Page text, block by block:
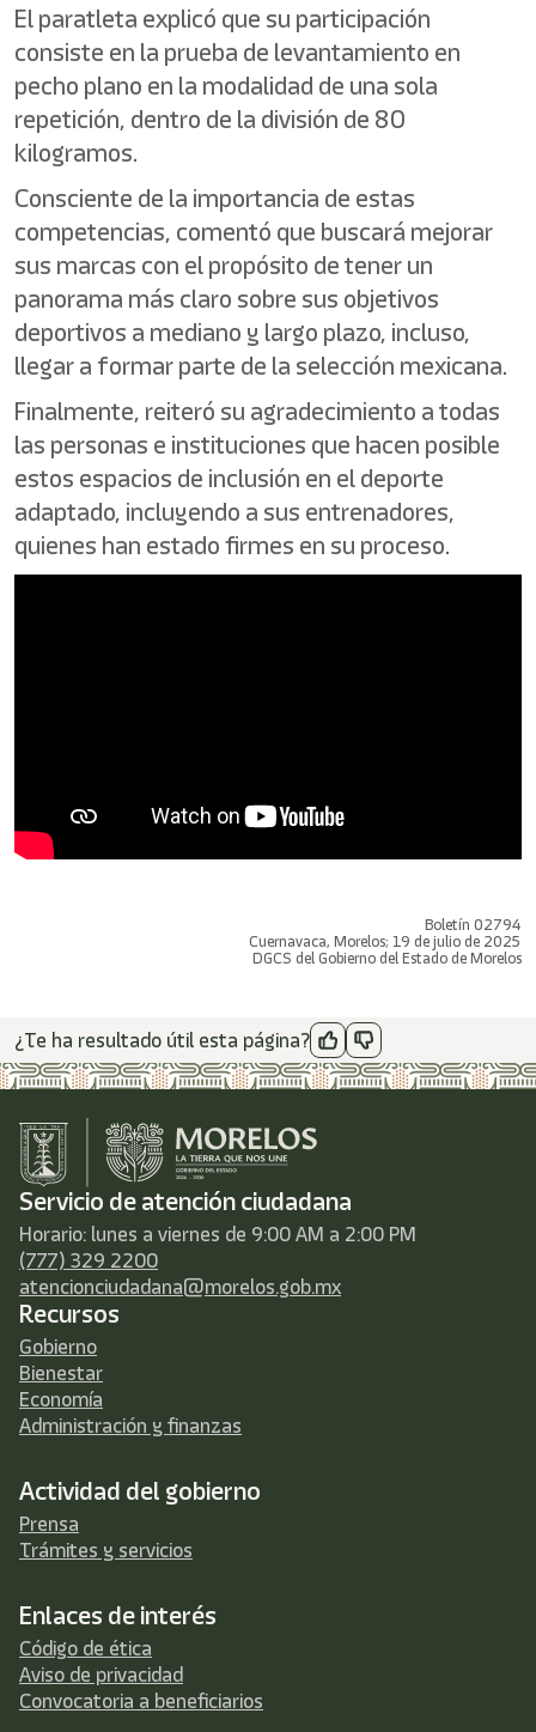
El paratleta explicó que su participación
consiste en la prueba de levantamiento en
pecho plano en la modalidad de una sola
repetición, dentro de la división de 80
kilogramos.
Consciente de la importancia de estas
competencias, comentó que buscará mejorar
sus marcas con el propósito de tener un
panorama más claro sobre sus objetivos
deportivos a mediano y largo plazo, incluso,
llegar a formar parte de la selección mexicana.
Finalmente, reiteró su agradecimiento a todas
las personas e instituciones que hacen posible
estos espacios de inclusión en el deporte
adaptado, incluyendo a sus entrenadores,
quienes han estado firmes en su proceso.
Boletín 02794
Cuernavaca, Morelos; 19 de julio de 2025
DGCS del Gobierno del Estado de Morelos
¿Te ha resultado útil esta página?
Servicio de atención ciudadana
Horario: lunes a viernes de 9:00 AM a 2:00 PM
(777) 329 2200
atencionciudadana@morelos.gob.mx
Recursos
Gobierno
Bienestar
Economía
Administración y finanzas
Actividad del gobierno
Prensa
Trámites y servicios
Enlaces de interés
Código de ética
Aviso de privacidad
Convocatoria a beneficiarios